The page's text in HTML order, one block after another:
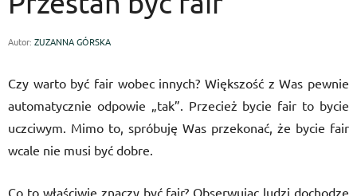
Autor: ZUZANNA GÓRSKA
Czy warto być fair wobec innych? Większość z Was pewnie
automatycznie odpowie „tak”. Przecież bycie fair to bycie
uczciwym. Mimo to, spróbuję Was przekonać, że bycie fair
wcale nie musi być dobre.
Co to właściwie znaczy być fair? Obserwując ludzi dochodzę